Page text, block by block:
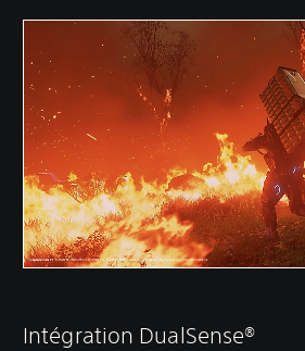
Intégration DualSense®